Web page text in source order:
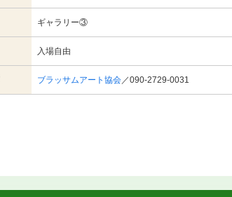
ギャラリー③
入場自由
ブラッサムアート協会／090-2729-0031